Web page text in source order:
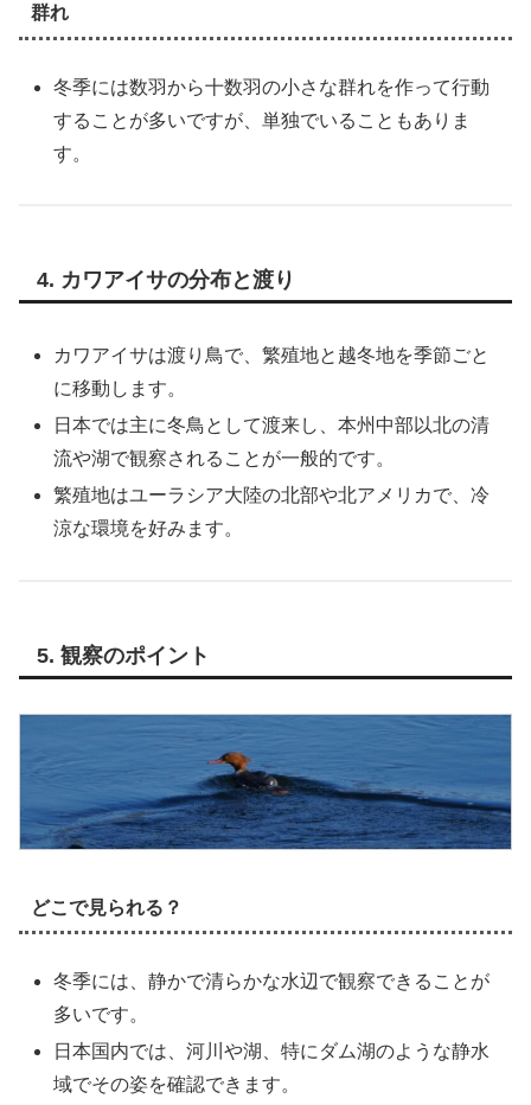
群れ
冬季には数羽から十数羽の小さな群れを作って行動
することが多いですが、単独でいることもありま
す。
4. カワアイサの分布と渡り
カワアイサは渡り鳥で、繁殖地と越冬地を季節ごと
に移動します。
日本では主に冬鳥として渡来し、本州中部以北の清
流や湖で観察されることが一般的です。
繁殖地はユーラシア大陸の北部や北アメリカで、冷
涼な環境を好みます。
5. 観察のポイント
どこで見られる？
冬季には、静かで清らかな水辺で観察できることが
多いです。
日本国内では、河川や湖、特にダム湖のような静水
域でその姿を確認できます。